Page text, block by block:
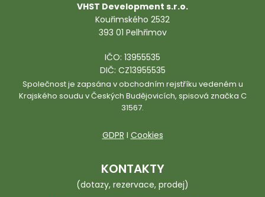
VHST Development s.r.o.
Kouřimského 2532
393 01 Pelhřimov
IČO: 13955535
DIČ: CZ13955535
Společnost je zapsána v obchodním rejstříku vedeném u
Krajského soudu v Českých Budějovicích, spisová značka C
31567.
GDPR I Cookies
KONTAKTY
(dotazy, rezervace, prodej)